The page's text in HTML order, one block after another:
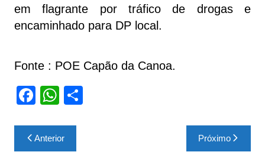
em flagrante por tráfico de drogas e
encaminhado para DP local.
Fonte : POE Capão da Canoa.
F
c
e
W
at
s
S
Navegação
de
Anterior Próximo